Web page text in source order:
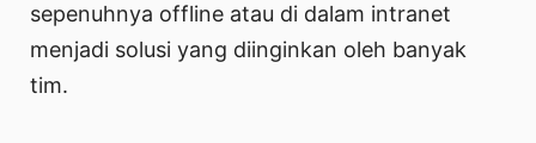
sepenuhnya offline atau di dalam intranet
menjadi solusi yang diinginkan oleh banyak
tim.